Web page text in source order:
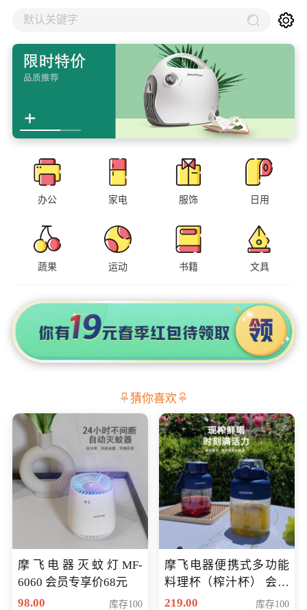
默认关键字
办公 家电 服饰 日用
蔬果 运动 书籍 文具
猜你喜欢
摩飞电器灭蚊灯MF-
6060 会员专享价68元
98.00
库存100
摩飞电器便携式多功能
料理杯（榨汁杯） 会员
专享价118元
219.00 库存100